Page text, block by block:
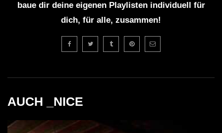
baue dir deine eigenen Playlisten individuell für
dich, für alle, zusammen!
AUCH _NICE